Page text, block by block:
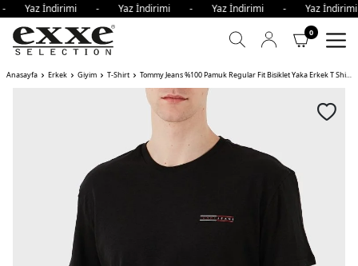
Yaz İndirimi - Yaz İndirimi - Yaz İndirimi - Yaz
0
Anasayfa Erkek Giyim T-Shirt Tommy Jeans %100 Pamuk Regular Fit Bisiklet Yaka Erkek T Shirt BDS